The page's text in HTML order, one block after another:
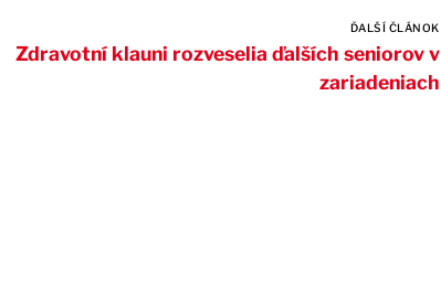
ĎALŠÍ ČLÁNOK
Zdravotní klauni rozveselia ďalších seniorov v
zariadeniach